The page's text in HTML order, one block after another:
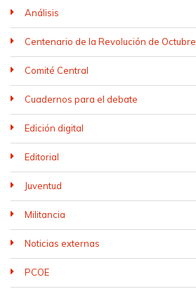
Análisis
Centenario de la Revolución de Octubre
Comité Central
Cuadernos para el debate
Edición digital
Editorial
Juventud
Militancia
Noticias externas
PCOE